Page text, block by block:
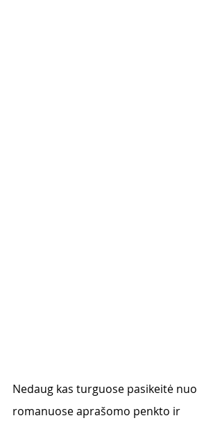
Nedaug kas turguose pasikeitė nuo
romanuose aprašomo penkto ir